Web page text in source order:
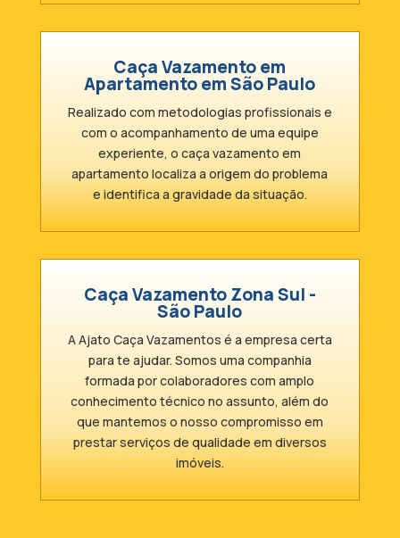
Caça Vazamento em
Apartamento em São Paulo
Realizado com metodologias profissionais e
com o acompanhamento de uma equipe
experiente, o caça vazamento em
apartamento localiza a origem do problema
e identifica a gravidade da situação.
Caça Vazamento Zona Sul -
São Paulo
A Ajato Caça Vazamentos é a empresa certa
para te ajudar. Somos uma companhia
formada por colaboradores com amplo
conhecimento técnico no assunto, além do
que mantemos o nosso compromisso em
prestar serviços de qualidade em diversos
imóveis.